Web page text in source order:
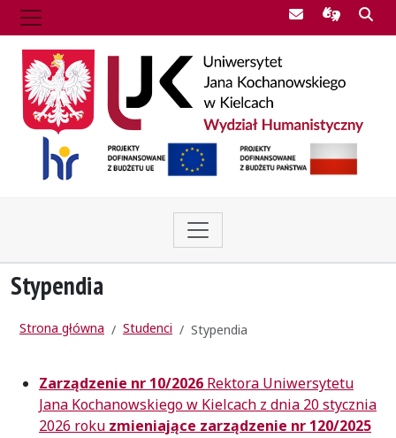
Poczta UJK
Stypendia
Strona główna Studenci Stypendia
Zarządzenie nr 10/2026 Rektora Uniwersytetu
Jana Kochanowskiego w Kielcach z dnia 20 stycznia
2026 roku zmieniające zarządzenie nr 120/2025